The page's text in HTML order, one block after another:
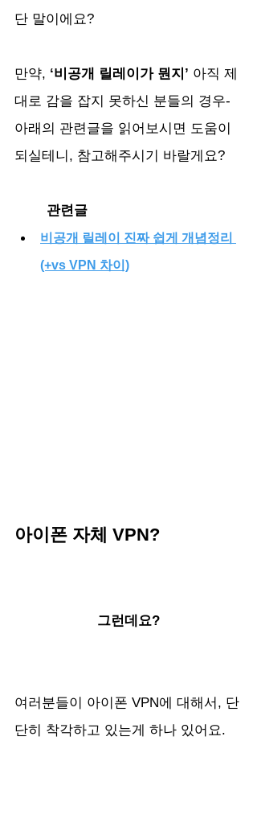
단 말이에요?
만약, ‘비공개 릴레이가 뭔지’ 아직 제
대로 감을 잡지 못하신 분들의 경우-
아래의 관련글을 읽어보시면 도움이
되실테니, 참고해주시기 바랄게요?
	관련글
비공개 릴레이 진짜 쉽게 개념정리
(+vs VPN 차이)
아이폰 자체 VPN?
그런데요?
여러분들이 아이폰 VPN에 대해서, 단
단히 착각하고 있는게 하나 있어요.